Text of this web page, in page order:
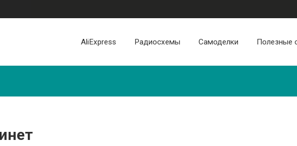
AliExpress Радиосхемы Самоделки Полезные